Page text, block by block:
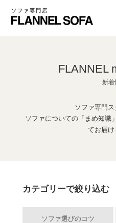
ソファ専門店
FLANNEL
新着
ソファ専門
ソファについての「まめ知識
てお届け
カテゴリーで絞り込む
ソファ選びのコツ